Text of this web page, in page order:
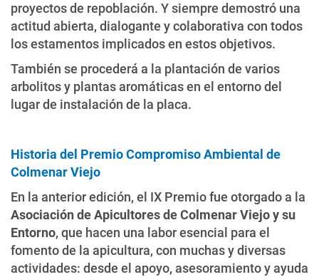
proyectos de repoblación. Y siempre demostró una
actitud abierta, dialogante y colaborativa con todos
los estamentos implicados en estos objetivos.
También se procederá a la plantación de varios
arbolitos y plantas aromáticas en el entorno del
lugar de instalación de la placa.
Historia del Premio Compromiso Ambiental de
Colmenar Viejo
En la anterior edición, el IX Premio fue otorgado a la
Asociación de Apicultores de Colmenar Viejo y su
Entorno, que hacen una labor esencial para el
fomento de la apicultura, con muchas y diversas
actividades: desde el apoyo, asesoramiento y ayuda